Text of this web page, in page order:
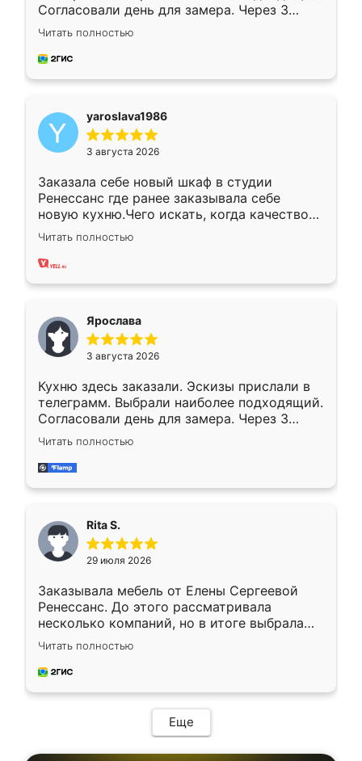
Согласовали день для замера. Через 3
недели кухня была уже готова. Остались
довольны работой. Спасибо Ренессанс
мебель за качественную работу!
Читать полностью
yaroslava1986
3 августа 2026
Заказала себе новый шкаф в студии
Ренессанс где ранее заказывала себе
новую кухню.Чего искать, когда качеством
вполне довольна. Служит кухня уже почти
два года, нареканий нет.
Читать полностью
Ярослава
3 августа 2026
Кухню здесь заказали. Эскизы прислали в
телеграмм. Выбрали наиболее подходящий.
Согласовали день для замера. Через 3
недели кухня была уже готова. Остались
довольны работой. Спасибо Ренессанс
мебель за качественную работу!
Читать полностью
Rita S.
29 июля 2026
Заказывала мебель от Елены Сергеевой
Ренессанс. До этого рассматривала
несколько компаний, но в итоге выбрала
эту. Сначала обговорили условия, потом
приехал замерщик, всё спокойно объяснил
и снял размеры. Изготовили в срок, с
мебель сразу встала на свое место без
каких-либо доработок. Качеством осталась
довольна, все выглядит так, как и ожидала.
Читать полностью
Еще